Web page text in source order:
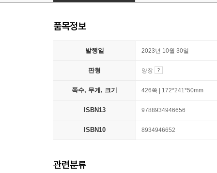
품목정보
발행일 2023년 10월 30일
판형 양장
쪽수, 무게, 크기 426쪽 | 172*241*50mm
ISBN13 9788934946656
ISBN10 8934946652
관련분류